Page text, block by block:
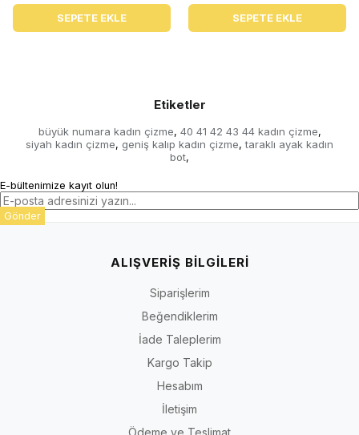
SEPETE EKLE SEPETE EKLE
Etiketler
büyük numara kadın çizme, 40 41 42 43 44 kadın çizme,
siyah kadın çizme, geniş kalıp kadın çizme, taraklı ayak kadın
bot,
E-bültenimize kayıt olun!
Gönder
ALIŞVERİŞ BİLGİLERİ
Siparişlerim
Beğendiklerim
İade Taleplerim
Kargo Takip
Hesabım
İletişim